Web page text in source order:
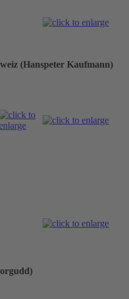
(Hanspeter Kaufmann)